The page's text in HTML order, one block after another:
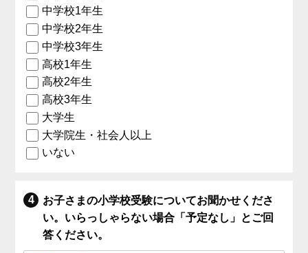
中学校1年生
中学校2年生
中学校3年生
高校1年生
高校2年生
高校3年生
大学生
大学院生・社会人以上
いない
お子さまの小学校受験についてお聞かせくださ
い。いらっしゃらない場合「予定なし」とご回
答ください。